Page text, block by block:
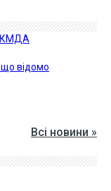
КМДА
що відомо
Всі новини »